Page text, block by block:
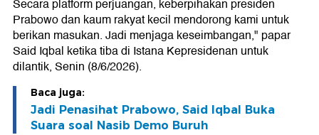
Secara platform perjuangan, keberpihakan presiden
Prabowo dan kaum rakyat kecil mendorong kami untuk
berikan masukan. Jadi menjaga keseimbangan," papar
Said Iqbal ketika tiba di Istana Kepresidenan untuk
dilantik, Senin (8/6/2026).
Baca juga:
Jadi Penasihat Prabowo, Said Iqbal Buka
Suara soal Nasib Demo Buruh